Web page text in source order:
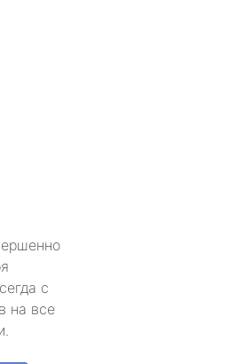
с
на все